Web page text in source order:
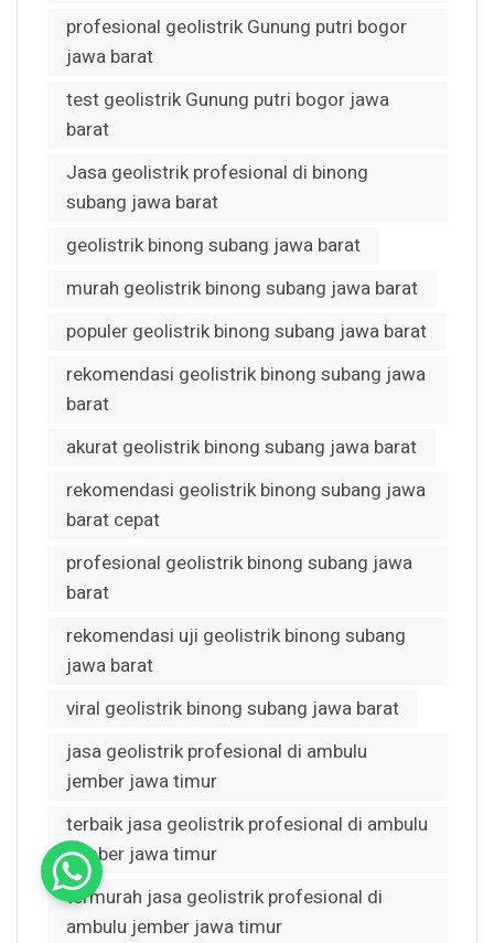
profesional geolistrik Gunung putri bogor
jawa barat
test geolistrik Gunung putri bogor jawa
barat
Jasa geolistrik profesional di binong
subang jawa barat
geolistrik binong subang jawa barat
murah geolistrik binong subang jawa barat
populer geolistrik binong subang jawa barat
rekomendasi geolistrik binong subang jawa
barat
akurat geolistrik binong subang jawa barat
rekomendasi geolistrik binong subang jawa
barat cepat
profesional geolistrik binong subang jawa
barat
rekomendasi uji geolistrik binong subang
jawa barat
viral geolistrik binong subang jawa barat
jasa geolistrik profesional di ambulu
jember jawa timur
terbaik jasa geolistrik profesional di ambulu
jember jawa timur
termurah jasa geolistrik profesional di
ambulu jember jawa timur